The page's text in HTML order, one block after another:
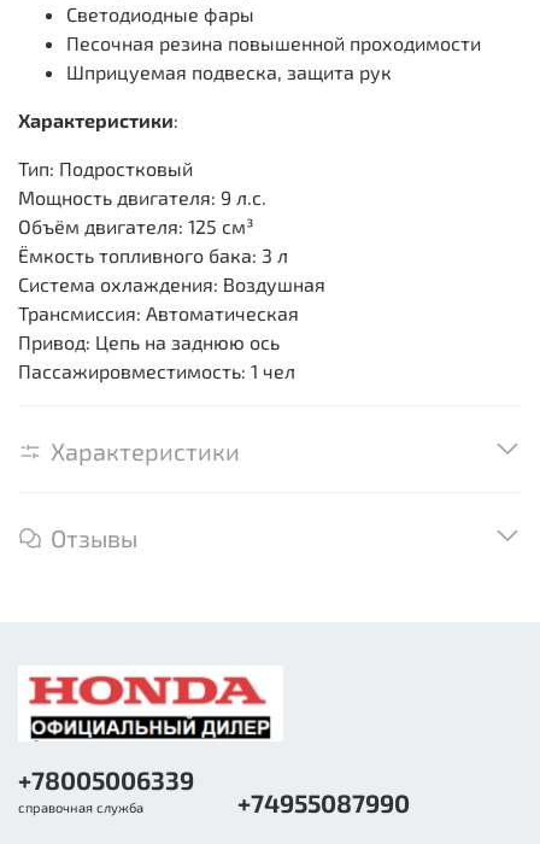
Светодиодные фары
Песочная резина повышенной проходимости
Шприцуемая подвеска, защита рук
Характеристики:
Тип: Подростковый
Мощность двигателя: 9 л.с.
Объём двигателя: 125 см³
Ёмкость топливного бака: 3 л
Система охлаждения: Воздушная
Трансмиссия: Автоматическая
Привод: Цепь на заднюю ось
Пассажировместимость: 1 чел
Характеристики
Отзывы
+78005006339
справочная служба +74955087990